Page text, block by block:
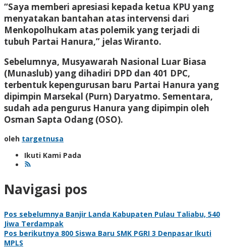
“Saya memberi apresiasi kepada ketua KPU yang
menyatakan bantahan atas intervensi dari
Menkopolhukam atas polemik yang terjadi di
tubuh Partai Hanura,” jelas Wiranto.
Sebelumnya, Musyawarah Nasional Luar Biasa
(Munaslub) yang dihadiri DPD dan 401 DPC,
terbentuk kepengurusan baru Partai Hanura yang
dipimpin Marsekal (Purn) Daryatmo. Sementara,
sudah ada pengurus Hanura yang dipimpin oleh
Osman Sapta Odang (OSO).
oleh targetnusa
Ikuti Kami Pada
Navigasi pos
Pos sebelumnya Banjir Landa Kabupaten Pulau Taliabu, 540
Jiwa Terdampak
Pos berikutnya 800 Siswa Baru SMK PGRI 3 Denpasar Ikuti
MPLS